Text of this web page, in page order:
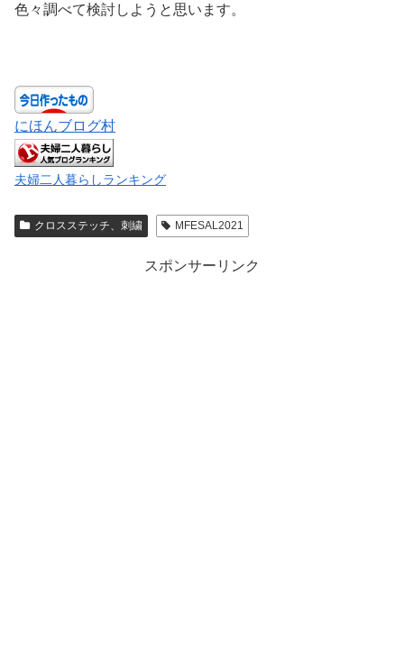
色々調べて検討しようと思います。
にほんブログ村
夫婦二人暮らしランキング
クロスステッチ、刺繍 MFESAL2021
スポンサーリンク